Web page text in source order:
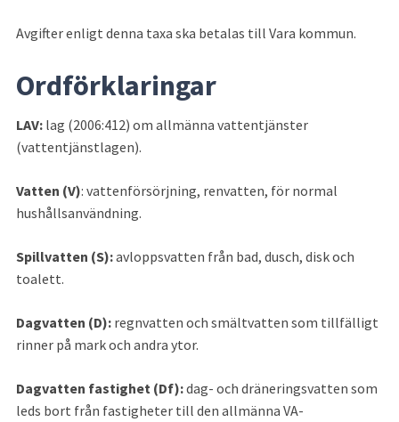
Avgifter enligt denna taxa ska betalas till Vara kommun.
Ordförklaringar
LAV: lag (2006:412) om allmänna vattentjänster
(vattentjänstlagen).
Vatten (V): vattenförsörjning, renvatten, för normal
hushållsanvändning.
Spillvatten (S): avloppsvatten från bad, dusch, disk och
toalett.
Dagvatten (D): regnvatten och smältvatten som tillfälligt
rinner på mark och andra ytor.
Dagvatten fastighet (Df): dag- och dräneringsvatten som
leds bort från fastigheter till den allmänna VA-